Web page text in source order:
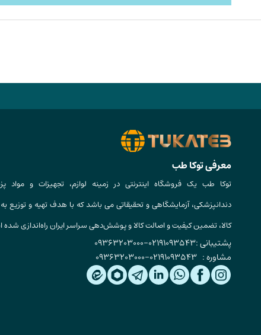
معرفی توکا طب
توکا طب یک فروشگاه اینترنتی در زمینه لوازم، تجهیزات و مواد
دندانپزشکی، آزمایشگاهی و تحقیقاتی می باشد که با هدف تهیه و توزیع
کالا، تضمین کیفیت و اصالت کالا و پوشش‌دهی سراسر ایران راه‌اندازی
پشتیبانی :02191093543
-
09363203000
مشاوره : 02191093543
-
09363203000